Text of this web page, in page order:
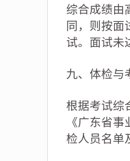
综合成绩由
同，则按面
试。面试未
九、体检与
根据考试综
《广东省
检人员名单